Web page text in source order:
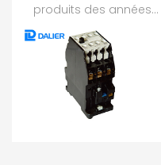
produits des années
1990. Les produits de la
série conviennent à une
fréquen...